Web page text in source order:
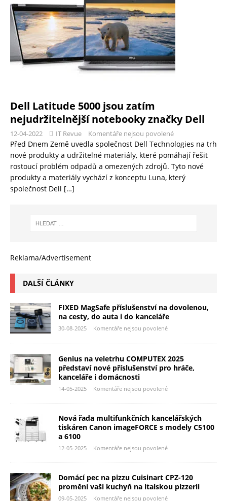
Dell Latitude 5000 jsou zatím
nejudržitelnější notebooky značky Dell
12-04-2022 IT Revue Komentáře nejsou povolené
Před Dnem Země uvedla společnost Dell Technologies na trh
nové produkty a udržitelné materiály, které pomáhají řešit
rostoucí problém odpadů a omezených zdrojů. Tyto nové
produkty a materiály vychází z konceptu Luna, který
společnost Dell […]
Reklama/Advertisement
DALŠÍ ČLÁNKY
FIXED MagSafe příslušenství na dovolenou,
na cesty, do auta i do kanceláře
30-08-2025 Komentáře nejsou povolené
Genius na veletrhu COMPUTEX 2025
představí nové příslušenství pro hráče,
kanceláře i domácnosti
14-05-2025 Komentáře nejsou povolené
Nová řada multifunkčních kancelářských
tiskáren Canon imageFORCE s modely C5100
a 6100
12-05-2025 Komentáře nejsou povolené
Domácí pec na pizzu Cuisinart CPZ-120
promění vaši kuchyň na italskou pizzerii
09-05-2025 Komentáře nejsou povolené